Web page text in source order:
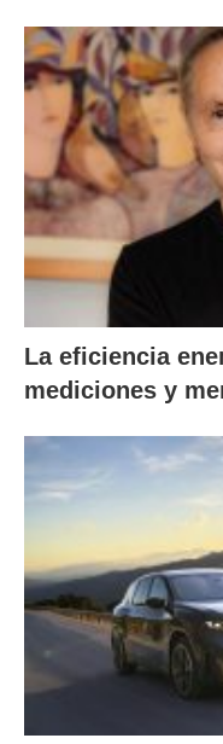
La eficiencia
mediciones y